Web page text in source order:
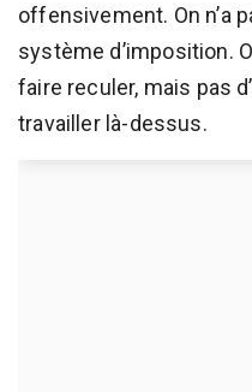
offensivement. On n’a
système d’imposition.
faire reculer, mais pas
travailler là-dessus.